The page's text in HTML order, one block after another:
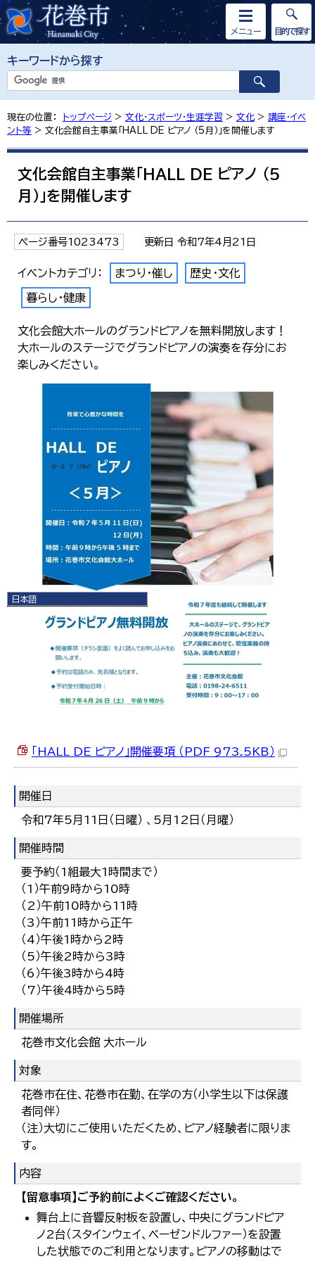
キーワードから探す
メニュー
日本語
目的で探す
現在の位置： トップページ > 文化・スポーツ・生涯学習 > 文化 > 講座・イベ
ント等 > 文化会館自主事業「HALL DE ピアノ （5月）」を開催します
文化会館自主事業「HALL DE ピアノ （5
月）」を開催します
ページ番号1023473 更新日 令和7年4月21日
イベントカテゴリ： まつり・催し 歴史・文化
暮らし・健康
文化会館大ホールのグランドピアノを無料開放します！
大ホールのステージでグランドピアノの演奏を存分にお
楽しみください。
「HALL DE ピアノ」開催要項 （PDF 973.5KB）
開催日
令和7年5月11日（日曜） 、5月12日（月曜）
開催時間
要予約（1組最大1時間まで）
（1）午前9時から10時
（2）午前10時から11時
（3）午前11時から正午
（4）午後1時から2時
（5）午後2時から3時
（6）午後3時から4時
（7）午後4時から5時
開催場所
花巻市文化会館 大ホール
対象
花巻市在住、花巻市在勤、在学の方（小学生以下は保護
者同伴）
（注）大切にご使用いただくため、ピアノ経験者に限りま
す。
内容
【留意事項】ご予約前によくご確認ください。
舞台上に音響反射板を設置し、中央にグランドピア
ノ2台（スタインウェイ、ベーゼンドルファー）を設置
した状態でのご利用となります。ピアノの移動はで